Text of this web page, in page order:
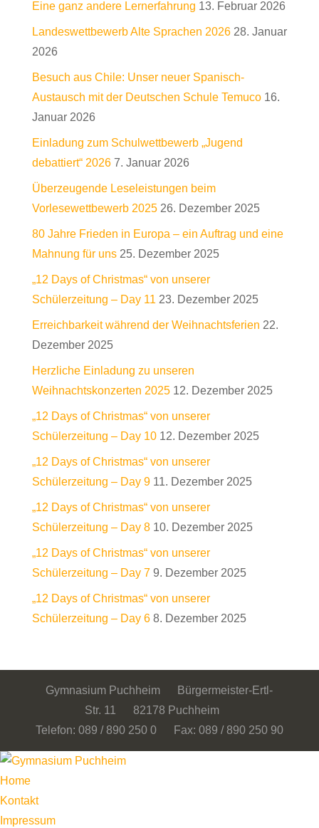
Eine ganz andere Lernerfahrung 13. Februar 2026
Landeswettbewerb Alte Sprachen 2026 28. Januar
2026
Besuch aus Chile: Unser neuer Spanisch-
Austausch mit der Deutschen Schule Temuco 16.
Januar 2026
Einladung zum Schulwettbewerb „Jugend
debattiert“ 2026 7. Januar 2026
Überzeugende Leseleistungen beim
Vorlesewettbewerb 2025 26. Dezember 2025
80 Jahre Frieden in Europa – ein Auftrag und eine
Mahnung für uns 25. Dezember 2025
„12 Days of Christmas“ von unserer
Schülerzeitung – Day 11 23. Dezember 2025
Erreichbarkeit während der Weihnachtsferien 22.
Dezember 2025
Herzliche Einladung zu unseren
Weihnachtskonzerten 2025 12. Dezember 2025
„12 Days of Christmas“ von unserer
Schülerzeitung – Day 10 12. Dezember 2025
„12 Days of Christmas“ von unserer
Schülerzeitung – Day 9 11. Dezember 2025
„12 Days of Christmas“ von unserer
Schülerzeitung – Day 8 10. Dezember 2025
„12 Days of Christmas“ von unserer
Schülerzeitung – Day 7 9. Dezember 2025
„12 Days of Christmas“ von unserer
Schülerzeitung – Day 6 8. Dezember 2025
Gymnasium Puchheim Bürgermeister-Ertl-
Str. 11 82178 Puchheim
Telefon: 089 / 890 250 0 Fax: 089 / 890 250 90
Home
Kontakt
Impressum